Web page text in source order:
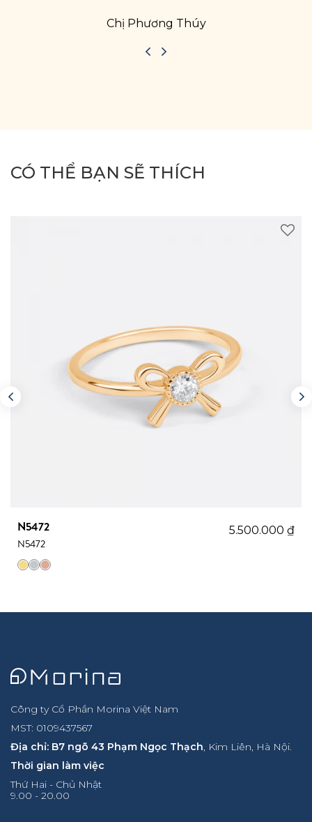
Chị Phương Thúy
CÓ THỂ BẠN SẼ THÍCH
N5472
N5472
5.500.000 ₫
Công ty Cổ Phần Morina Việt Nam
MST: 0109437567
Địa chỉ: B7 ngõ 43 Phạm Ngọc Thạch, Kim Liên, Hà Nội.
Thời gian làm việc
Thứ Hai - Chủ Nhật
9.00 - 20.00